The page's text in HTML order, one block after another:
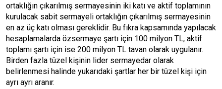
ortaklığın çıkarılmış sermayesinin iki katı ve aktif toplamının
kurulacak sabit sermayeli ortaklığın çıkarılmış sermayesinin
en az üç katı olması gereklidir. Bu fıkra kapsamında yapılacak
hesaplamalarda özsermaye şartı için 100 milyon TL, aktif
toplamı şartı için ise 200 milyon TL tavan olarak uygulanır.
Birden fazla tüzel kişinin lider sermayedar olarak
belirlenmesi halinde yukarıdaki şartlar her bir tüzel kişi için
ayrı ayrı aranır.